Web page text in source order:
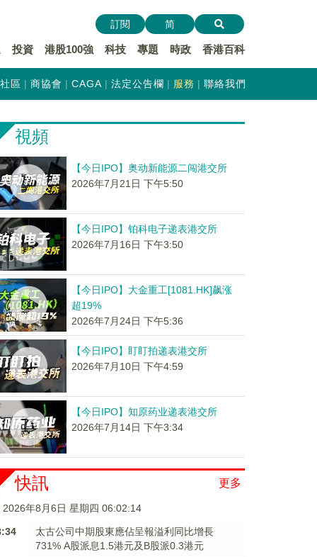
投資 港股100強 科技 專題 時政 香港百科
訂閱 简
社區 商協會 CAGA 法定公告欄 服務 聯絡我們
視頻
【今日IPO】奥动新能源二闯港交所
2026年7月21日 下午5:50
【今日IPO】铂科电子递表港交所
2026年7月16日 下午3:50
【今日IPO】大金重工[1081.HK]飙涨
超19%
2026年7月24日 下午5:36
【今日IPO】盯盯拍递表港交所
2026年7月10日 下午4:59
【今日IPO】知原药业递表港交所
2026年7月14日 下午3:34
更多
快訊
2026年8月6日 星期四 06:02:15
太古公司中期股東應佔呈報溢利同比增長
731% A股派息1.5港元及B股派0.3港元